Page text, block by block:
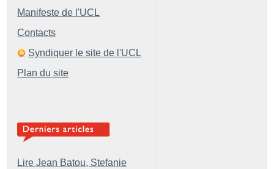
Manifeste de l'UCL
Contacts
Syndiquer le site de l'UCL
Plan du site
Lire Jean Batou, Stefanie